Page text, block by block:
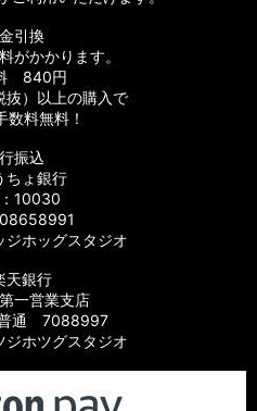
引換
がかかります。
840円
）以上の購入で
料無料！
振込
ちょ銀行
10030
ジホッグスタジオ
天銀行
一営業支店
普通 7088997
ジホツグスタジオ